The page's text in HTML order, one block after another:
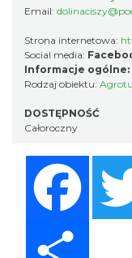
Email:
Strona internetowa:
Social media:
Informacje ogólne:
Rodzaj obiektu:
DOSTĘPNOŚĆ
Całoroczny